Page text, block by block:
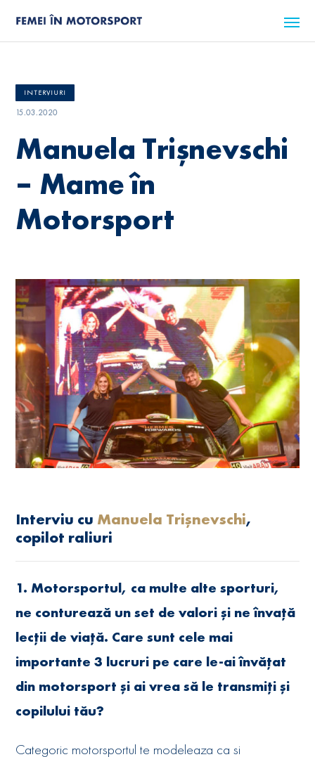
INTERVIURI
15.03.2020
Manuela Trișnevschi
– Mame în
Motorsport
Interviu cu Manuela Trișnevschi,
copilot raliuri
1. Motorsportul, ca multe alte sporturi,
ne conturează un set de valori și ne învață
lecții de viață. Care sunt cele mai
importante 3 lucruri pe care le-ai învățat
din motorsport și ai vrea să le transmiți și
copilului tău?
Categoric motorsportul te modeleaza ca si